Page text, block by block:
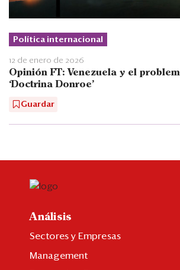
Política internacional
12 de enero de 2026
Opinión FT: Venezuela y el
‘Doctrina Donroe’
Guardar
Análisis
Sectores y Empresas
Management